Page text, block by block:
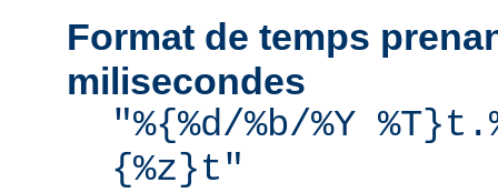
Format de temps
milisecondes
"%{%d/%b/%Y
{%z}t"